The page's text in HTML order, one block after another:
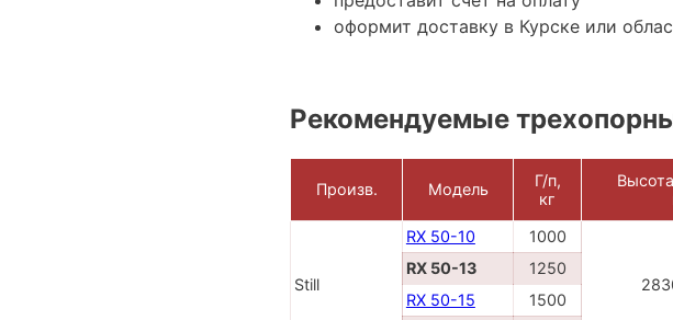
оформит доставку в Курске или
Рекомендуемые
Произв. Модель
Г/п,
кг
Still
RX 50-10 1000
RX 50-13
1250
RX 50-15
1500